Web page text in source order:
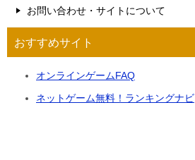
お問い合わせ・サイトについて
おすすめサイト
オンラインゲームFAQ
ネットゲーム無料！ランキングナビ